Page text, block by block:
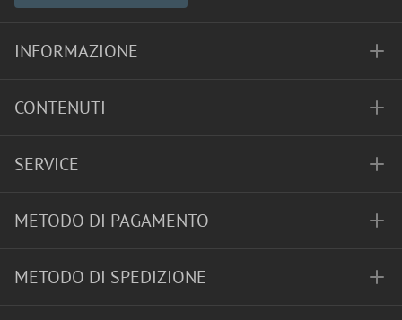
INFORMAZIONE
CONTENUTI
SERVICE
METODO DI PAGAMENTO
METODO DI SPEDIZIONE